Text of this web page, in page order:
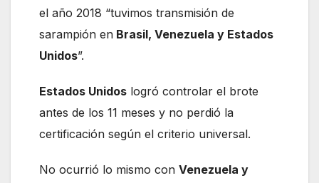
el año 2018 “tuvimos transmisión de
sarampión en Brasil, Venezuela y Estados
Unidos”.
Estados Unidos logró controlar el brote
antes de los 11 meses y no perdió la
certificación según el criterio universal.
No ocurrió lo mismo con Venezuela y